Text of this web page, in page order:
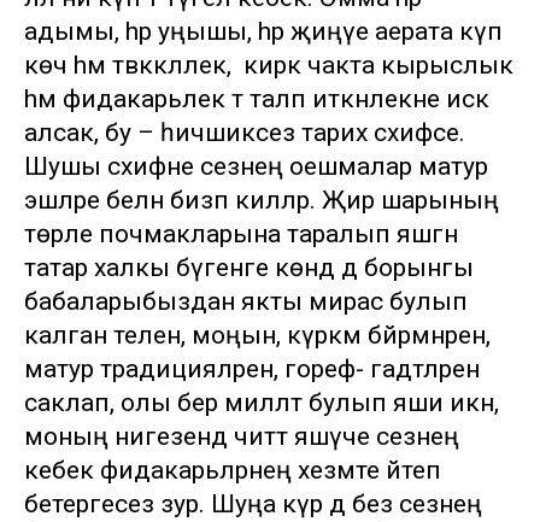
адымы, hәр уңышы, hәр җиңүе аерата күп
көч hәм тәвәккәллек, ә кирәк чакта кырыслык
hәм фидакарьлек тә таләп иткәнлекне искә
алсак, бу – һичшиксез тарих сәхифәсе.
Шушы сәхифәне сезнең оешмалар матур
эшләре белән бизәп киләләр. Җир шарының
төрле почмакларына таралып яшәгән
татар халкы бүгенге көндә дә борынгы
бабаларыбыздан якты мирас булып
калган телен, моңын, күркәм бәйрәмнәрен,
матур традицияләрен, гореф- гадәтләрен
саклап, олы бер милләт булып яши икән,
моның нигезендә читтә яшәүче сезнең
кебек фидакарьләрнең хезмәте әйтеп
бетергесез зур. Шуңа күрә дә без сезнең